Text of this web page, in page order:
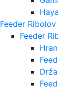
Feeder Ribolov
Feeder